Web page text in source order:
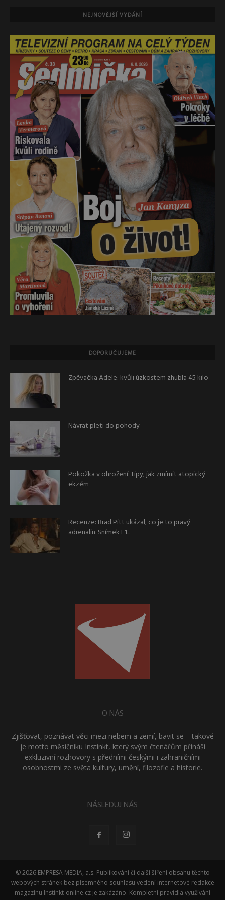
NEJNOVĚJŠÍ VYDÁNÍ
DOPORUČUJEME
Zpěvačka Adele: kvůli úzkostem zhubla 45 kilo
Návrat pleti do pohody
Pokožka v ohrožení: tipy, jak zmírnit atopický
ekzém
Recenze: Brad Pitt ukázal, co je to pravý
adrenalin. Snímek F1...
O NÁS
Zjišťovat, poznávat věci mezi nebem a zemí, bavit se – takové
je motto měsíčníku Instinkt, který svým čtenářům přináší
exkluzivní rozhovory s předními českými i zahraničními
osobnostmi ze světa kultury, umění, filozofie a historie.
NÁSLEDUJ NÁS
© 2026 EMPRESA MEDIA, a.s. Publikování či další šíření obsahu těchto
webových stránek bez písemného souhlasu vedení internetové redakce
magazínu Instinkt-online.cz je zakázáno. Kompletní pravidla využívání